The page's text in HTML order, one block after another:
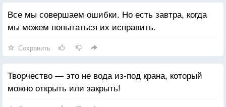
Все мы совершаем ошибки. Но есть завтра, когда
мы можем попытаться их исправить.
Сохранить
Творчество — это не вода из-под крана, который
можно открыть или закрыть!